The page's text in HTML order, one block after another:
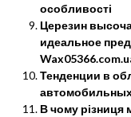
особливості
Церезин
идеальное
Тенденции в
автомобильных
В чому різниця